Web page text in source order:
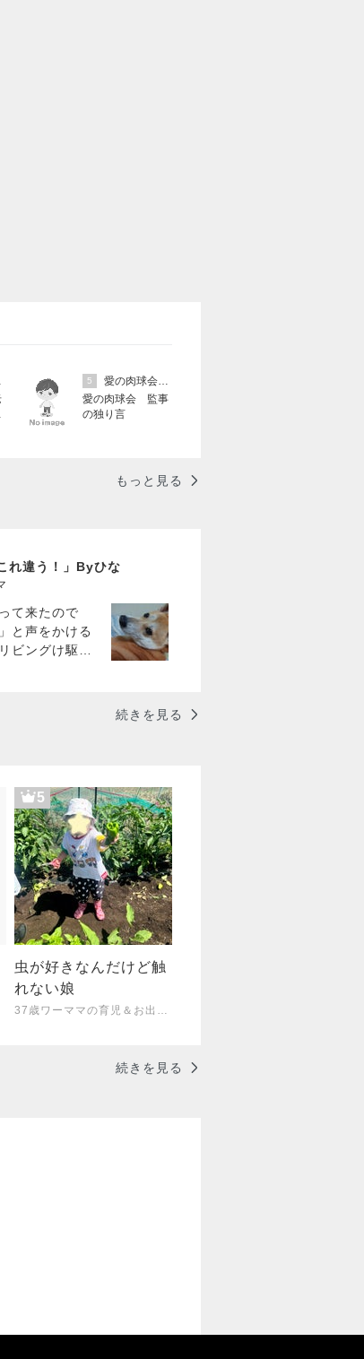
5
愛の肉球会 監事
の独り言
もっと見る
れ違う！」Byひな
て来たので
と声をかける
ビングけ駆け
続きを見る
5
虫が好きなんだけど触
れない娘
続きを見る